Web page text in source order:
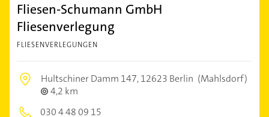
Fliesen-Schumann GmbH
Fliesenverlegung
FLIESENVERLEGUNGEN
Hultschiner Damm 147,12623 Berlin (Mahlsdorf)
4,2 km
030 4 48 09 15